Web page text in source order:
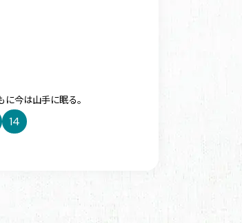
今は山手に眠る。
14